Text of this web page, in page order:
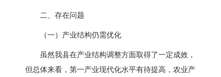
二、存在问题
（一）产业结构仍需优化
虽然我县在产业结构调整方面取得了一定成效，
但总体来看，第一产业现代化水平有待提高，农业产